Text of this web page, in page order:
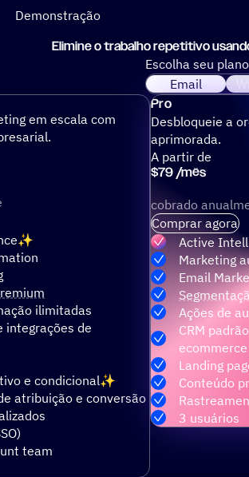
Demonstração
Elimine o trabalho repetitivo
Escolha seu plano
Email
em escala com
ilimitadas
integrações de
e condicional
atribuição e conversão
team
Pro
Desbloqueie a
aprimorada.
A partir de
$79 /mês
cobrado
Comprar agora
Active
Marketing
Email
Ações de
CRM
ecommerce
Landing
Conteúdo
3 usuários